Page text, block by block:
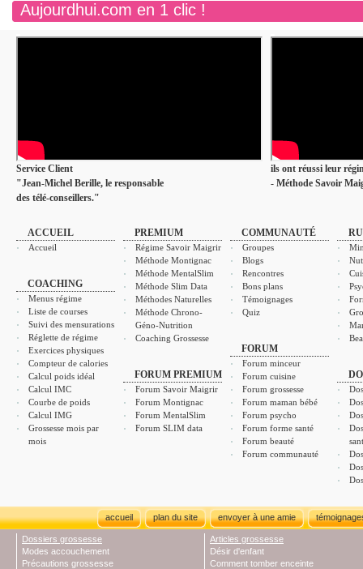
Aujourdhui.com en 1 clic !
Service Client
"Jean-Michel Berille, le responsable
des télé-conseillers."
ils ont réussi leur
- Méthode Savoir
ACCUEIL
Accueil
COACHING
Menus régime
Liste de courses
Suivi des mensurations
Réglette de régime
Exercices physiques
Compteur de calories
Calcul poids idéal
Calcul IMC
Courbe de poids
Calcul IMG
Grossesse mois par
mois
PREMIUM
Régime Savoir Maigrir
Méthode Montignac
Méthode MentalSlim
Méthode Slim Data
Méthodes Naturelles
Méthode Chrono-
Géno-Nutrition
Coaching Grossesse
FORUM PREMIUM
Forum Savoir Maigrir
Forum Montignac
Forum MentalSlim
Forum SLIM data
COMMUNAUTÉ
Groupes
Blogs
Rencontres
Bons plans
Témoignages
Quiz
FORUM
Forum minceur
Forum cuisine
Forum grossesse
Forum maman bébé
Forum psycho
Forum forme santé
Forum beauté
Forum communauté
accueil plan du site envoyer à une amie
Dossiers grossesse
Modes accouchement
Précautions grossesse
Articles grossesse
Désir d'enfant
Comment tomber enceinte